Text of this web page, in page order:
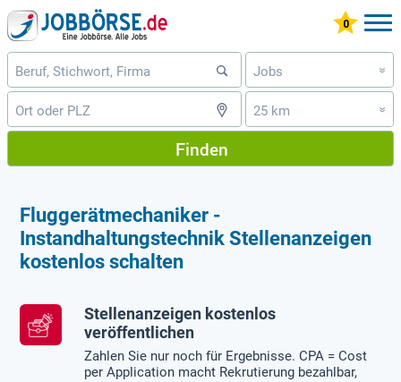
Jobs »
25 km »
Finden
Fluggerätmechaniker -
Instandhaltungstechnik Stellenanzeigen
kostenlos schalten
Stellenanzeigen kostenlos
veröffentlichen
Zahlen Sie nur noch für Ergebnisse. CPA = Cost
per Application macht Rekrutierung bezahlbar,